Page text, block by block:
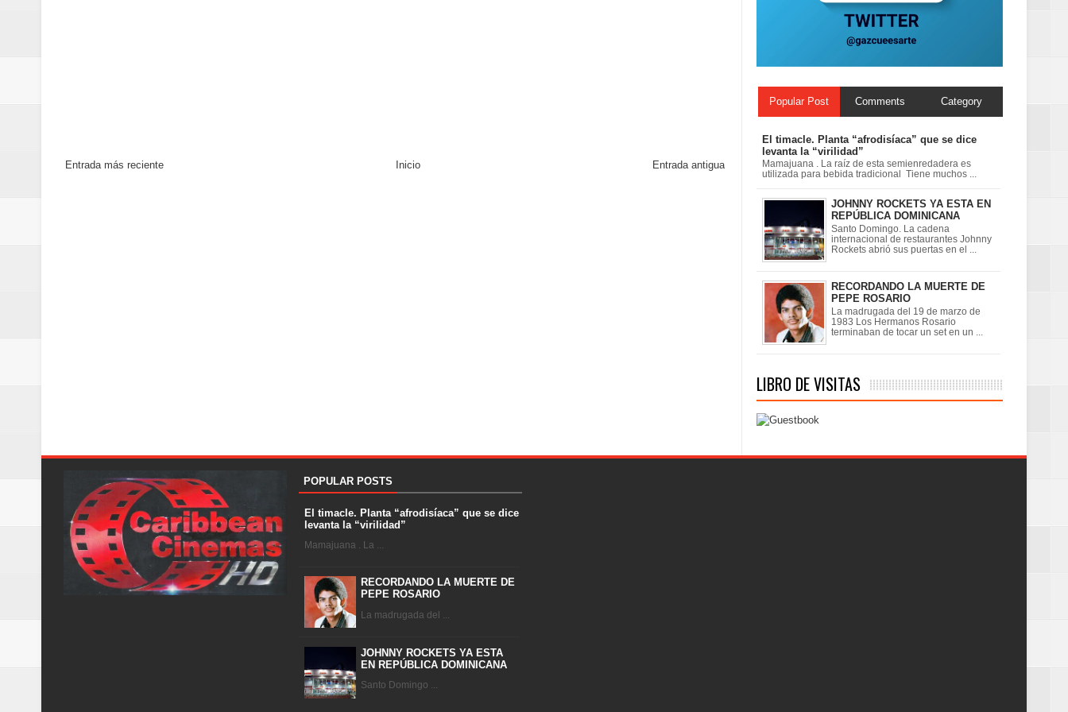
Entrada más reciente Entrada antigua
Inicio
Popular Post Comments Category
El timacle. Planta “afrodisíaca” que se dice
levanta la “virilidad”
Mamajuana . La raíz de esta semienredadera es
utilizada para bebida tradicional Tiene muchos ...
JOHNNY ROCKETS YA ESTA EN
REPÚBLICA DOMINICANA
Santo Domingo. La cadena
internacional de restaurantes Johnny
Rockets abrió sus puertas en el ...
RECORDANDO LA MUERTE DE
PEPE ROSARIO
La madrugada del 19 de marzo de
1983 Los Hermanos Rosario
terminaban de tocar un set en un ...
LIBRO DE VISITAS
POPULAR POSTS
El timacle. Planta “afrodisíaca” que se dice
levanta la “virilidad”
Mamajuana . La ...
RECORDANDO LA MUERTE DE
PEPE ROSARIO
La madrugada del ...
JOHNNY ROCKETS YA ESTA
EN REPÚBLICA DOMINICANA
Santo Domingo ...